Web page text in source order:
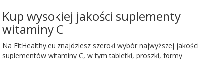
Kup wysokiej jakości suplementy
witaminy C
Na FitHealthy.eu znajdziesz szeroki wybór najwyższej jakości
suplementów witaminy C, w tym tabletki, proszki, formy